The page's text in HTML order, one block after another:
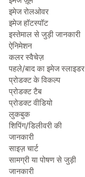
इमेज रोलओवर
इमेज हॉटस्पॉट
इस्तेमाल से जुड़ी जानकारी
ऐनिमेशन
कलर स्वैचेज़
पहले/बाद का इमेज स्लाइडर
प्रोडक्ट के विकल्प
प्रोडक्ट टैब
प्रोडक्ट वीडियो
लुकबुक
शिपिंग/डिलीवरी की
जानकारी
साइज़ चार्ट
सामग्री या पोषण से जुड़ी
जानकारी